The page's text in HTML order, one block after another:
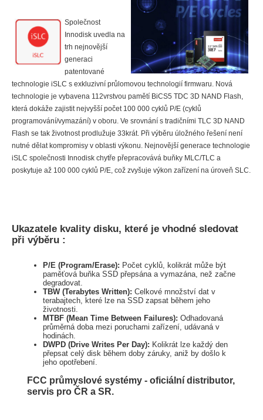
Společnost
Innodisk uvedla na
trh nejnovější
generaci
patentované
technologie iSLC s exkluzivní průlomovou technologií firmwaru. Nová
technologie je vybavena 112vrstvou pamětí BiCS5 TDC 3D NAND Flash,
která dokáže zajistit nejvyšší počet 100 000 cyklů P/E (cyklů
programování/vymazání) v oboru. Ve srovnání s tradičními TLC 3D NAND
Flash se tak životnost prodlužuje 33krát. Při výběru úložného řešení není
nutné dělat kompromisy v oblasti výkonu. Nejnovější generace technologie
iSLC společnosti Innodisk chytře přepracovává buňky MLC/TLC a
poskytuje až 100 000 cyklů P/E, což zvyšuje výkon zařízení na úroveň SLC.
Ukazatele kvality disku, které je vhodné sledovat
při výběru :
P/E (Program/Erase): Počet cyklů, kolikrát může být
paměťová buňka SSD přepsána a vymazána, než začne
degradovat.
TBW (Terabytes Written): Celkové množství dat v
terabajtech, které lze na SSD zapsat během jeho
životnosti.
MTBF (Mean Time Between Failures): Odhadovaná
průměrná doba mezi poruchami zařízení, udávaná v
hodinách.
DWPD (Drive Writes Per Day): Kolikrát lze každý den
přepsat celý disk během doby záruky, aniž by došlo k
jeho opotřebení.
FCC průmyslové systémy - oficiální distributor,
servis pro ČR a SR.